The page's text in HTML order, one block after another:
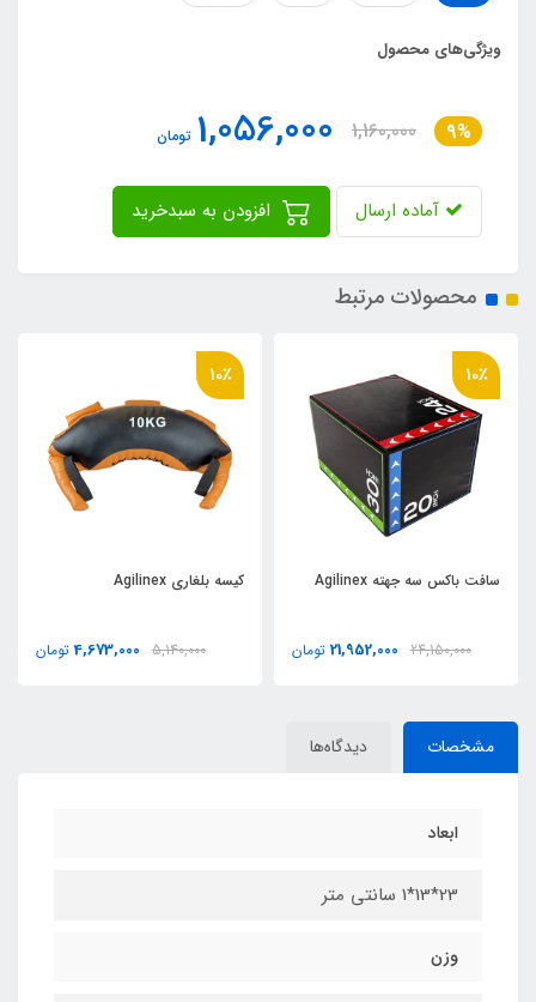
ویژگی‌های محصول
9%
1,160,000
1,056,000 تومان
آماده ارسال
محصولات مرتبط
سافت باکس سه جهته Agilinex
24,150,000
10٪
21,952,000 تومان
کیسه بلغاری Agilinex
5,140,000
10٪
4,673,000 تومان
مشخصات دیدگاه‌ها
ابعاد
23*13*1 سانتی متر
وزن